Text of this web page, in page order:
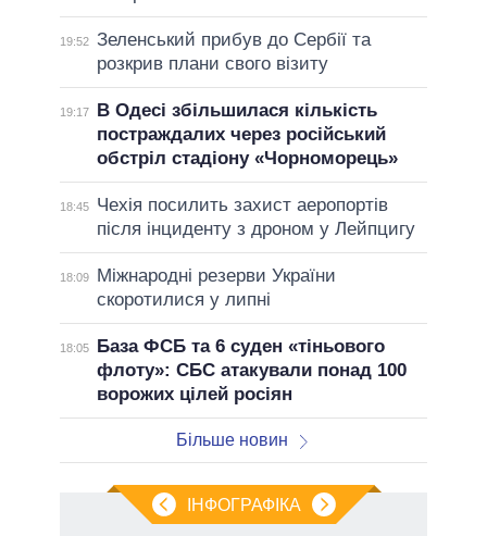
19:52 Зеленський прибув до Сербії та
розкрив плани свого візиту
19:17
В Одесі збільшилася кількість
постраждалих через російський
обстріл стадіону «Чорноморець»
18:45
Чехія посилить захист аеропортів
після інциденту з дроном у Лейпцигу
18:09
Міжнародні резерви України
скоротилися у липні
18:05
База ФСБ та 6 суден «тіньового
флоту»: СБС атакували понад 100
ворожих цілей росіян
Більше новин
ІНФОГРАФІКА